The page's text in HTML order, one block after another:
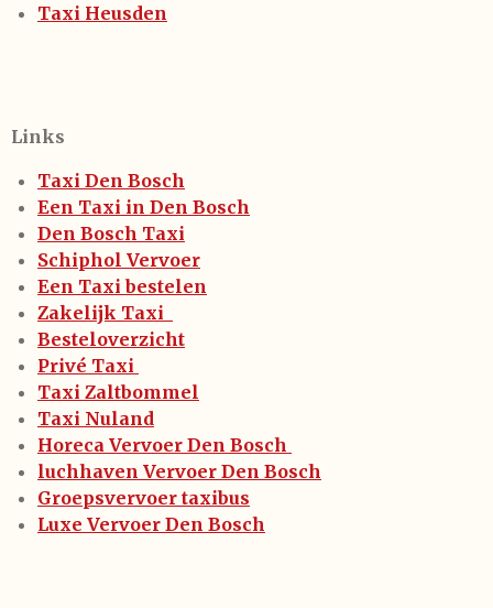
Taxi Heusden
Links
Taxi Den Bosch
Een Taxi in Den Bosch
Den Bosch Taxi
Schiphol Vervoer
Een Taxi bestelen
Zakelijk Taxi
Besteloverzicht
Privé Taxi
Taxi Zaltbommel
Taxi Nuland
Horeca Vervoer Den Bosch
luchhaven Vervoer Den Bosch
Groepsvervoer taxibus
Luxe Vervoer Den Bosch